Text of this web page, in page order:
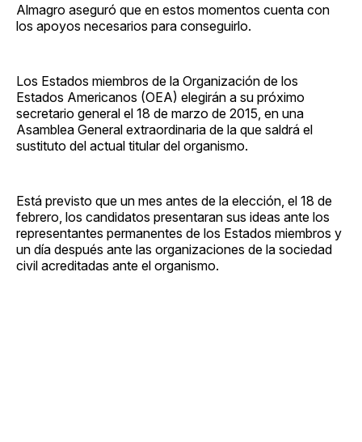
Almagro aseguró que en estos momentos cuenta con
los apoyos necesarios para conseguirlo.
Los Estados miembros de la Organización de los
Estados Americanos (OEA) elegirán a su próximo
secretario general el 18 de marzo de 2015, en una
Asamblea General extraordinaria de la que saldrá el
sustituto del actual titular del organismo.
Está previsto que un mes antes de la elección, el 18 de
febrero, los candidatos presentaran sus ideas ante los
representantes permanentes de los Estados miembros y
un día después ante las organizaciones de la sociedad
civil acreditadas ante el organismo.